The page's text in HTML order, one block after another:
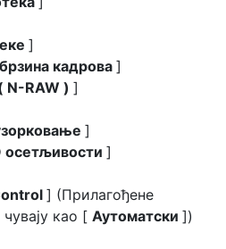
]
кадрова ]
N-RAW ) ]
]
]
] (Прилагођене
као [ Аутоматски ])